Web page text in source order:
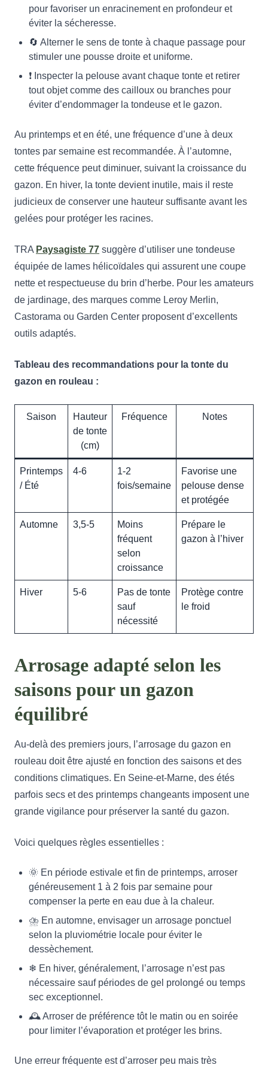
pour favoriser un enracinement en profondeur et
éviter la sécheresse.
🔄 Alterner le sens de tonte à chaque passage pour
stimuler une pousse droite et uniforme.
❗ Inspecter la pelouse avant chaque tonte et retirer
tout objet comme des cailloux ou branches pour
éviter d’endommager la tondeuse et le gazon.
Au printemps et en été, une fréquence d’une à deux
tontes par semaine est recommandée. À l’automne,
cette fréquence peut diminuer, suivant la croissance du
gazon. En hiver, la tonte devient inutile, mais il reste
judicieux de conserver une hauteur suffisante avant les
gelées pour protéger les racines.
TRA Paysagiste 77 suggère d’utiliser une tondeuse
équipée de lames hélicoïdales qui assurent une coupe
nette et respectueuse du brin d’herbe. Pour les amateurs
de jardinage, des marques comme Leroy Merlin,
Castorama ou Garden Center proposent d’excellents
outils adaptés.
Tableau des recommandations pour la tonte du
gazon en rouleau :
Saison
Hauteur
de tonte
(cm)
Fréquence Notes
Printemps
/ Été
4-6
1-2
fois/semaine
Favorise une
pelouse dense
et protégée
Automne 3,5-5
Moins
fréquent
selon
croissance
Prépare le
gazon à l’hiver
Hiver 5-6
Pas de tonte
sauf
nécessité
Protège contre
le froid
Arrosage adapté selon les
saisons pour un gazon
équilibré
Au-delà des premiers jours, l’arrosage du gazon en
rouleau doit être ajusté en fonction des saisons et des
conditions climatiques. En Seine-et-Marne, des étés
parfois secs et des printemps changeants imposent une
grande vigilance pour préserver la santé du gazon.
Voici quelques règles essentielles :
🌞 En période estivale et fin de printemps, arroser
généreusement 1 à 2 fois par semaine pour
compenser la perte en eau due à la chaleur.
⛈ En automne, envisager un arrosage ponctuel
selon la pluviométrie locale pour éviter le
dessèchement.
❄ En hiver, généralement, l’arrosage n’est pas
nécessaire sauf périodes de gel prolongé ou temps
sec exceptionnel.
🕰 Arroser de préférence tôt le matin ou en soirée
pour limiter l’évaporation et protéger les brins.
Une erreur fréquente est d’arroser peu mais très